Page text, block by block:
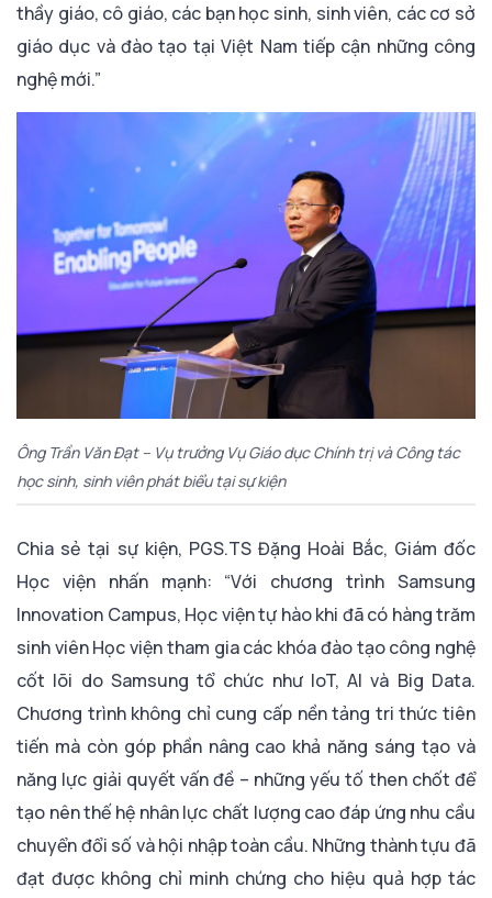
thầy giáo, cô giáo, các bạn học sinh, sinh viên, các cơ sở
giáo dục và đào tạo tại Việt Nam tiếp cận những công
nghệ mới.”
Ông Trần Văn Đạt – Vụ trưởng Vụ Giáo dục Chính trị và Công tác
học sinh, sinh viên phát biểu tại sự kiện
Chia sẻ tại sự kiện, PGS.TS Đặng Hoài Bắc, Giám đốc
Học viện nhấn mạnh: “Với chương trình Samsung
Innovation Campus, Học viện tự hào khi đã có hàng trăm
sinh viên Học viện tham gia các khóa đào tạo công nghệ
cốt lõi do Samsung tổ chức như IoT, AI và Big Data.
Chương trình không chỉ cung cấp nền tảng tri thức tiên
tiến mà còn góp phần nâng cao khả năng sáng tạo và
năng lực giải quyết vấn đề – những yếu tố then chốt để
tạo nên thế hệ nhân lực chất lượng cao đáp ứng nhu cầu
chuyển đổi số và hội nhập toàn cầu. Những thành tựu đã
đạt được không chỉ minh chứng cho hiệu quả hợp tác